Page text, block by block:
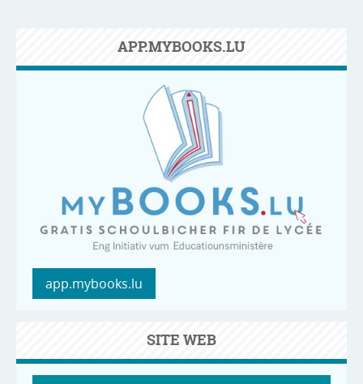
APP.MYBOOKS.LU
app.mybooks.lu
SITE WEB